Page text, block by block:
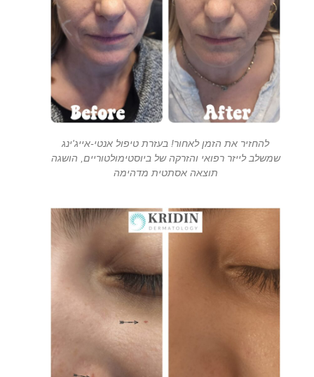
להחזיר את הזמן לאחור! בעזרת טיפול אנטי-אייג'ינג
שמשלב לייזר רפואי והזרקה של ביוסטימולטוריים, הושגה
תוצאה אסתטית מדהימה